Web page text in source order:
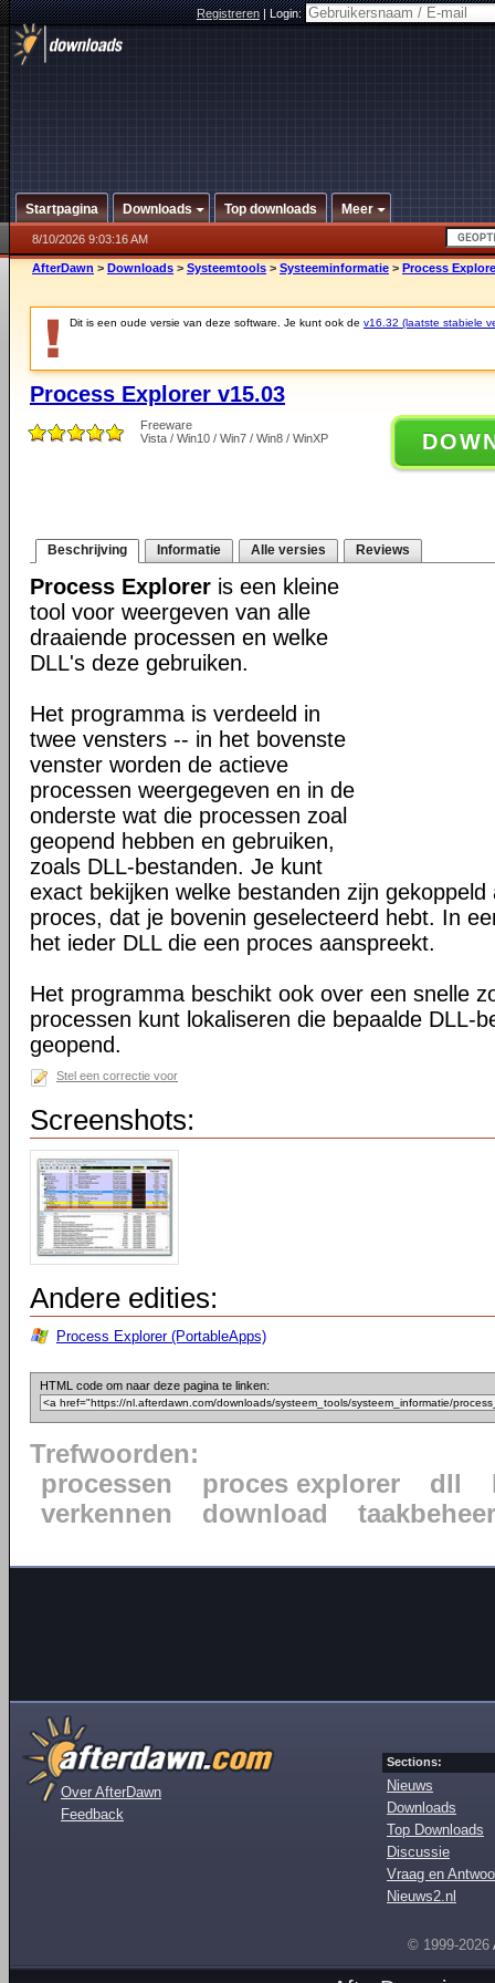
Registreren|Login:
Startpagina Downloads Top downloads Meer
8/10/2026 9:03:16 AM
AfterDawn > Downloads > Systeemtools > Systeeminformatie > Process
Dit is een oude versie van deze software. Je kunt ook de v16.32 (laatste stabiele
Process Explorer v15.03
Freeware
Vista / Win10 / Win7 / Win8 / WinXP
Beschrijving Informatie Alle versies Reviews
Process Explorer is een kleine
tool voor weergeven van alle
draaiende processen en welke
DLL's deze gebruiken.
Het programma is verdeeld in
twee vensters -- in het bovenste
venster worden de actieve
processen weergegeven en in de
onderste wat die processen zoal
geopend hebben en gebruiken,
zoals DLL-bestanden. Je kunt
exact bekijken welke bestanden zijn
proces, dat je bovenin geselecteerd hebt. In
het ieder DLL die een proces aanspreekt.
Het programma beschikt ook over een snelle
processen kunt lokaliseren die bepaalde DLL-
geopend.
Stel een correctie voor
Screenshots:
Andere edities:
Process Explorer (PortableApps)
HTML code om naar deze pagina te linken:
Trefwoorden:
processen
proces explorer dll
verkennen
download taakbeheer
Over AfterDawn
Feedback
Sections:
Nieuws
Downloads
Top Downloads
Discussie
Vraag en
Nieuws2.nl
© 1999-2026